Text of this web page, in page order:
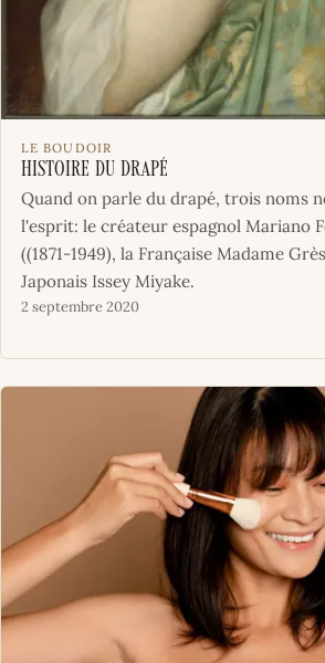
LE BOUDOIR
Histoire du drapé
Quand on parle du drapé, trois noms
l'esprit: le créateur espagnol Mariano
((1871-1949), la Française Madame
Japonais Issey Miyake.
2 septembre 2020